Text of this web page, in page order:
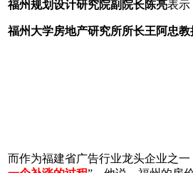
福州规划设计研究院副院长陈亮表示
福州大学房地产研究所所长王阿忠教
而作为福建省广告行业龙头企业之一